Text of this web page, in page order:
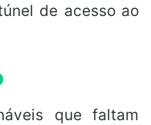
de acesso ao
que faltam